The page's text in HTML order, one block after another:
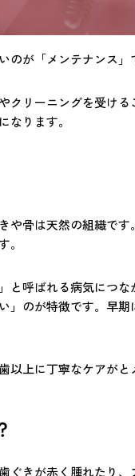
が「メンテナンス」
クリーニングを受け
なります。
や骨は天然の組織で
と呼ばれる病気につ
」のが特徴です。早
上に丁寧なケアがと
ぐきが赤く腫れたり